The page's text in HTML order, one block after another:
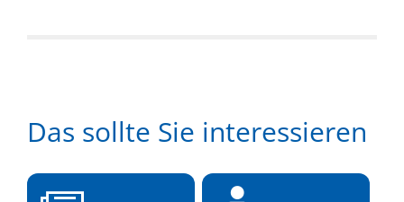
Das sollte Sie interessieren